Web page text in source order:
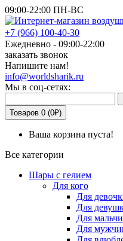
09:00-22:00 ПН-ВС
+7 (966) 100-40-30
Ежедневно - 09:00-22:00
заказать звонок
Напишите нам!
info@worldsharik.ru
Мы в соц-сетях:
Товаров 0 (0₽)
Ваша корзина пуста!
Все категории
Шары с гелием
Для кого
Для
Для
Для
Для